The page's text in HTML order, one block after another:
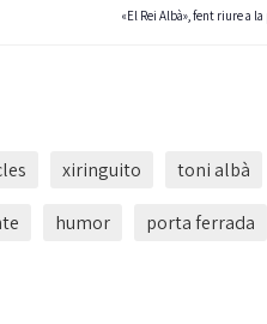
«El Rei Albà», fent riure a
xiringuito toni albà
humor porta ferrada